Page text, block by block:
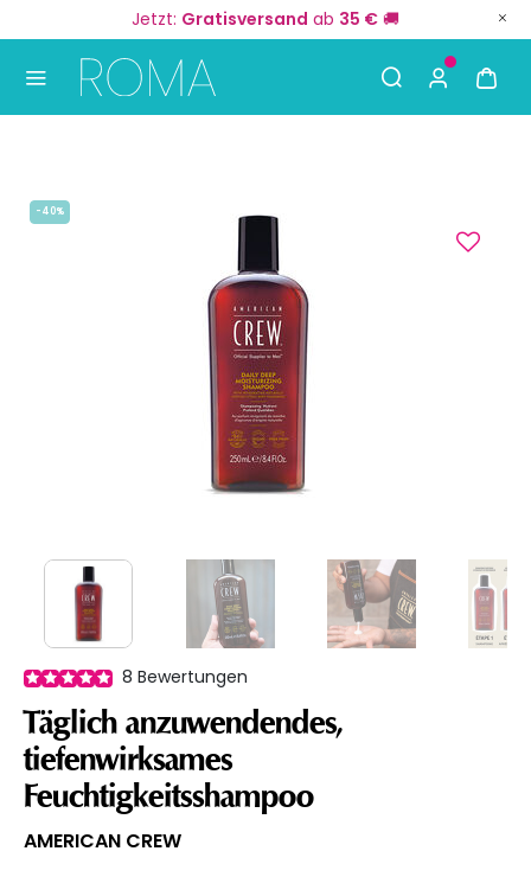
Jetzt: Gratisversand ab 35 € 🚚
-40%
8 Bewertungen
Täglich anzuwendendes,
tiefenwirksames
Feuchtigkeitsshampoo
AMERICAN CREW